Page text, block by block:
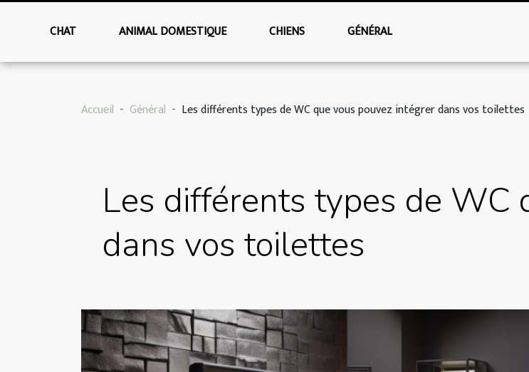
CHAT ANIMAL DOMESTIQUE CHIENS GÉNÉRAL
Accueil Général Les différents types de WC que vous pouvez intégrer dans vos toilettes
Les différents types de WC
dans vos toilettes